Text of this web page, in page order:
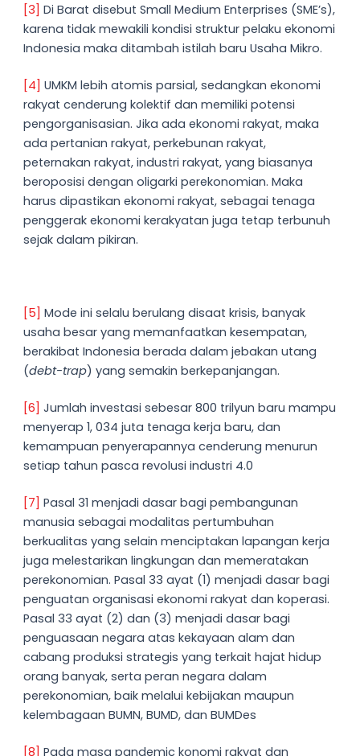
[3] Di Barat disebut Small Medium Enterprises (SME’s),
karena tidak mewakili kondisi struktur pelaku ekonomi
Indonesia maka ditambah istilah baru Usaha Mikro.
[4] UMKM lebih atomis parsial, sedangkan ekonomi
rakyat cenderung kolektif dan memiliki potensi
pengorganisasian. Jika ada ekonomi rakyat, maka
ada pertanian rakyat, perkebunan rakyat,
peternakan rakyat, industri rakyat, yang biasanya
beroposisi dengan oligarki perekonomian. Maka
harus dipastikan ekonomi rakyat, sebagai tenaga
penggerak ekonomi kerakyatan juga tetap terbunuh
sejak dalam pikiran.
[5] Mode ini selalu berulang disaat krisis, banyak
usaha besar yang memanfaatkan kesempatan,
berakibat Indonesia berada dalam jebakan utang
(debt-trap) yang semakin berkepanjangan.
[6] Jumlah investasi sebesar 800 trilyun baru mampu
menyerap 1, 034 juta tenaga kerja baru, dan
kemampuan penyerapannya cenderung menurun
setiap tahun pasca revolusi industri 4.0
[7] Pasal 31 menjadi dasar bagi pembangunan
manusia sebagai modalitas pertumbuhan
berkualitas yang selain menciptakan lapangan kerja
juga melestarikan lingkungan dan memeratakan
perekonomian. Pasal 33 ayat (1) menjadi dasar bagi
penguatan organisasi ekonomi rakyat dan koperasi.
Pasal 33 ayat (2) dan (3) menjadi dasar bagi
penguasaan negara atas kekayaan alam dan
cabang produksi strategis yang terkait hajat hidup
orang banyak, serta peran negara dalam
perekonomian, baik melalui kebijakan maupun
kelembagaan BUMN, BUMD, dan BUMDes
[8] Pada masa pandemic konomi rakyat dan